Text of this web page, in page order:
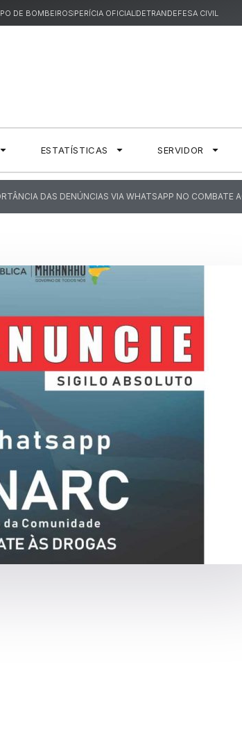
DE BOMBEIROSPERÍCIA OFICIALDETRANDEFESA CIVIL
ESTATÍSTICAS SERVIDOR
DAS DENÚNCIAS VIA WHATSAPP NO COMBATE